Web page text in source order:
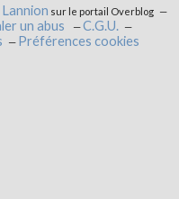
sur le portail Overblog
un abus
C.G.U.
Préférences cookies